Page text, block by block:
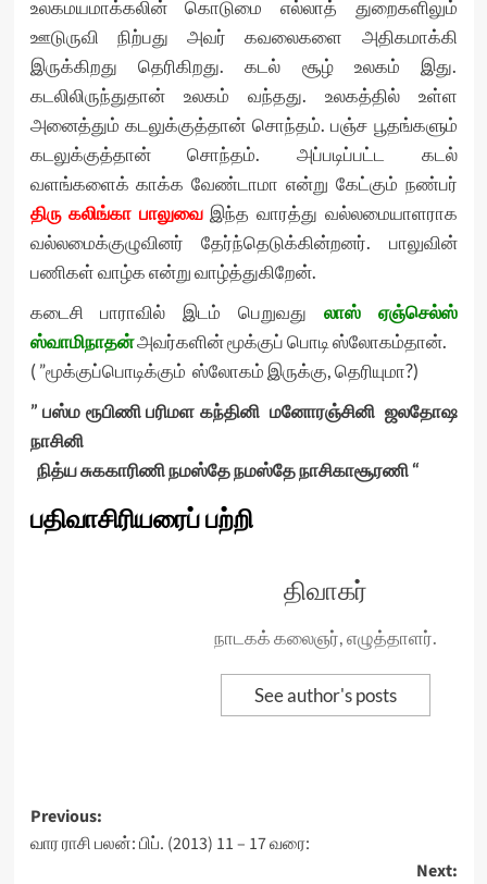
உலகமயமாக்கலின் கொடுமை எல்லாத் துறைகளிலும்
ஊடுருவி நிற்பது அவர் கவலைகளை அதிகமாக்கி
இருக்கிறது தெரிகிறது. கடல் சூழ் உலகம் இது.
கடலிலிருந்துதான் உலகம் வந்தது. உலகத்தில் உள்ள
அனைத்தும் கடலுக்குத்தான் சொந்தம். பஞ்ச பூதங்களும்
கடலுக்குத்தான் சொந்தம். அப்படிப்பட்ட கடல்
வளங்களைக் காக்க வேண்டாமா என்று கேட்கும் நண்பர்
திரு கலிங்கா பாலுவைஇந்த வாரத்து வல்லமையாளராக
வல்லமைக்குழுவினர் தேர்ந்தெடுக்கின்றனர். பாலுவின்
பணிகள் வாழ்க என்று வாழ்த்துகிறேன்.
கடைசி பாராவில் இடம் பெறுவது லாஸ் ஏஞ்செல்ஸ்
ஸ்வாமிநாதன்அவர்களின் மூக்குப் பொடி ஸ்லோகம்தான்.
( ”மூக்குப்பொடிக்கும் ஸ்லோகம் இருக்கு, தெரியுமா?)
” பஸ்ம ரூபிணி பரிமள கந்தினி மனோரஞ்சினி ஜலதோஷ
நாசினி
நித்ய சுககாரிணி நமஸ்தே நமஸ்தே நாசிகாசூரணி “
பதிவாசிரியரைப் பற்றி
திவாகர்
நாடகக் கலைஞர், எழுத்தாளர்.
See author's posts
Post
navigation
Previous:
வார ராசி பலன்: பிப். (2013) 11 – 17 வரை:
Next: